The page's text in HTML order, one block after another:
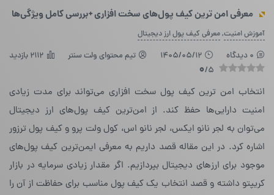
معرفی امن‌ ترین کیف پول‌های سخت افزاری +بررسی کامل ویژگی‌ها
آموزش امنیت,معرفی کیف پول ارز دیجیتال
0 دیدگاه 1405/05/12 تیم محتوای ولت سنتر 2112 بازدید
0/5
انتخاب امن ترین کیف پول سخت افزاری می‌تواند برای مدت زیادی
امنیت دارایی‌ها حفظ کند. از امن‌ترین کیف پول‌های ارز دیجیتال
می‌توان به لجر نانو ایکس، لجر نانو اس، کول ولت پرو و کیف پول ترزور
اشاره کرد. در این مقاله قصد داریم به معرفی ایمن‌ترین کیف پول‌های
موجود برای ارزهای دیجیتال بپردازیم. اگر مقدار زیادی سرمایه در بازار
کریپتو داشته و قصد انتخاب یک کیف پول مناسب برای حفاظت از آن را